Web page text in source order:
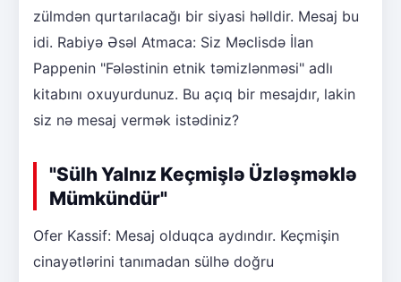
zülmdən qurtarılacağı bir siyasi həlldir. Mesaj bu
idi. Rabiyə Əsəl Atmaca: Siz Məclisdə İlan
Pappenin "Fələstinin etnik təmizlənməsi" adlı
kitabını oxuyurdunuz. Bu açıq bir mesajdır, lakin
siz nə mesaj vermək istədiniz?
"Sülh Yalnız Keçmişlə Üzləşməklə
Mümkündür"
Ofer Kassif: Mesaj olduqca aydındır. Keçmişin
cinayətlərini tanımadan sülhə doğru